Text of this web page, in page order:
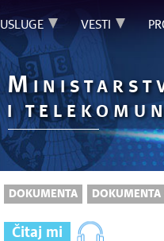
USLUGE VESTI
M
I
DOKUMENTA
Čitaj mi